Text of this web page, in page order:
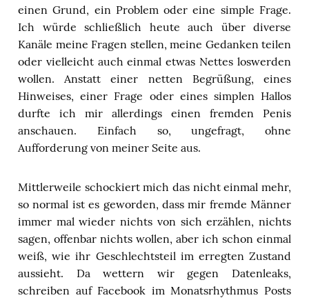
einen Grund, ein Problem oder eine simple Frage.
Ich würde schließlich heute auch über diverse
Kanäle meine Fragen stellen, meine Gedanken teilen
oder vielleicht auch einmal etwas Nettes loswerden
wollen. Anstatt einer netten Begrüßung, eines
Hinweises, einer Frage oder eines simplen Hallos
durfte ich mir allerdings einen fremden Penis
anschauen. Einfach so, ungefragt, ohne
Aufforderung von meiner Seite aus.
Mittlerweile schockiert mich das nicht einmal mehr,
so normal ist es geworden, dass mir fremde Männer
immer mal wieder nichts von sich erzählen, nichts
sagen, offenbar nichts wollen, aber ich schon einmal
weiß, wie ihr Geschlechtsteil im erregten Zustand
aussieht. Da wettern wir gegen Datenleaks,
schreiben auf Facebook im Monatsrhythmus Posts